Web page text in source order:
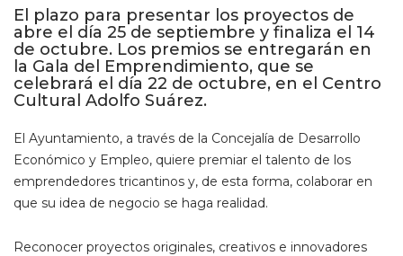
El plazo para presentar los proyectos de
abre el día 25 de septiembre y finaliza el 14
de octubre. Los premios se entregarán en
la Gala del Emprendimiento, que se
celebrará el día 22 de octubre, en el Centro
Cultural Adolfo Suárez.
El Ayuntamiento, a través de la Concejalía de Desarrollo
Económico y Empleo, quiere premiar el talento de los
emprendedores tricantinos y, de esta forma, colaborar en
que su idea de negocio se haga realidad.
Reconocer proyectos originales, creativos e innovadores